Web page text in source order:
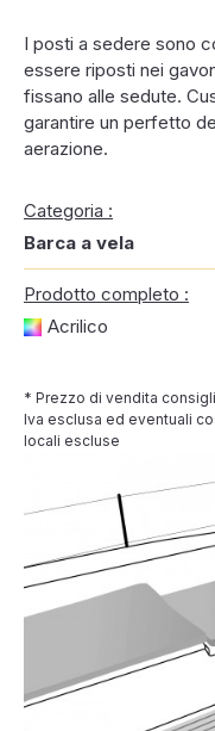
I posti a sedere sono
essere riposti nei
fissano alle sedute.
garantire un perfetto
aerazione.
Categoria :
Barca a vela
Prodotto completo :
Acrilico
* Prezzo di vendita
Iva esclusa ed eventuali
locali escluse